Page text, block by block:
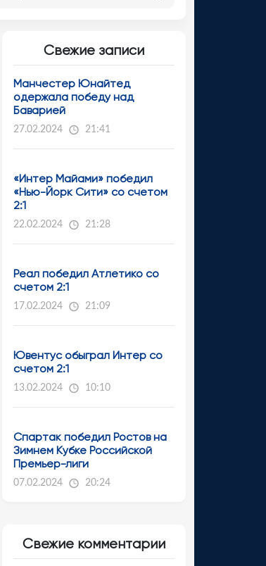
Свежие записи
Манчестер Юнайтед
одержала победу над
Баварией
27.02.2024 21:41
«Интер Майами» победил
«Нью-Йорк Сити» со счетом
2:1
22.02.2024 21:28
Реал победил Атлетико со
счетом 2:1
17.02.2024 21:09
Ювентус обыграл Интер со
счетом 2:1
13.02.2024 10:10
Спартак победил Ростов на
Зимнем Кубке Российской
Премьер-лиги
07.02.2024 20:24
Свежие комментарии